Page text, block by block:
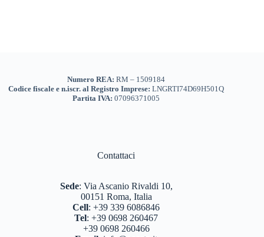
Numero REA:RM – 1509184
Codice fiscale e n.iscr. al Registro Imprese:LNGRTI74D69H501Q
Partita IVA: 07096371005
Contattaci
Sede: Via Ascanio Rivaldi 10,
00151 Roma, Italia
Cell:+39 339 6086846
Tel:+39 0698 260467
+39 0698 260466